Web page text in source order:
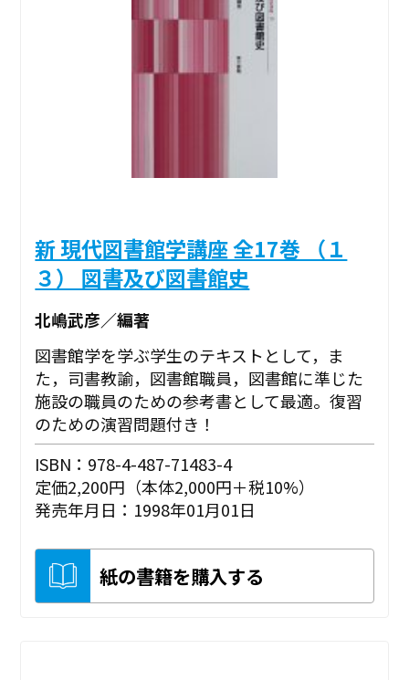
新 現代図書館学講座 全17巻 （１
３） 図書及び図書館史
北嶋武彦／編著
図書館学を学ぶ学生のテキストとして，ま
た，司書教諭，図書館職員，図書館に準じた
施設の職員のための参考書として最適。復習
のための演習問題付き！
ISBN：978-4-487-71483-4
定価2,200円（本体2,000円＋税10%）
発売年月日：1998年01月01日
紙の書籍を購入する